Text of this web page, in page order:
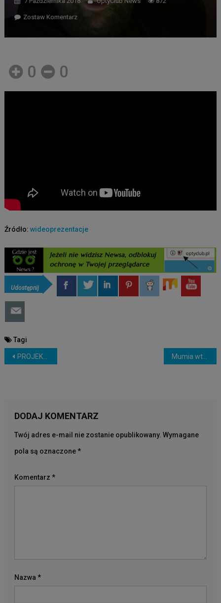
Zostaw Komentarz
0 0
Źródło: wideoprezentacje
Udostępnij
Tagi
NAWIGACJA
WPISU
PROJEKT TITAN, iCar, SAMOCHÓD APPLE’A – NADCHODZI MOTORYZACYJNA REWOLUCJA? Mumia wtedy i dziś (2018)
DODAJ KOMENTARZ
Twój adres e-mail nie zostanie opublikowany. Wymagane
pola są oznaczone*
Komentarz *
Nazwa *